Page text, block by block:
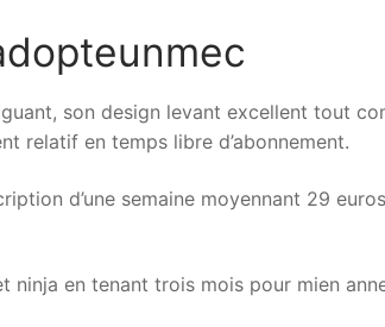
son design levant excellent tout
relatif en temps libre d’abonnement.
d’une semaine moyennant 29
ninja en tenant trois mois pour mien